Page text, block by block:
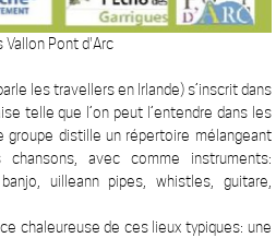
Pont d'Arc
les travellers en Irlande) s’inscrit dans
telle que l’on peut l’entendre dans les
groupe distille un répertoire mélangeant
avec comme instruments:
uilleann pipes, whistles, guitare,
chaleureuse de ces lieux typiques: une